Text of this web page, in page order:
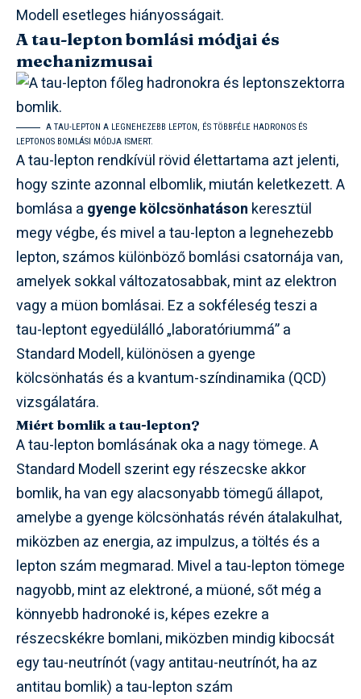
Modell esetleges hiányosságait.
A tau-lepton bomlási módjai és
mechanizmusai
A TAU-LEPTON A LEGNEHEZEBB LEPTON, ÉS TÖBBFÉLE HADRONOS ÉS
LEPTONOS BOMLÁSI MÓDJA ISMERT.
A tau-lepton rendkívül rövid élettartama azt jelenti,
hogy szinte azonnal elbomlik, miután keletkezett. A
bomlása a gyenge kölcsönhatáson keresztül
megy végbe, és mivel a tau-lepton a legnehezebb
lepton, számos különböző bomlási csatornája van,
amelyek sokkal változatosabbak, mint az elektron
vagy a müon bomlásai. Ez a sokféleség teszi a
tau-leptont egyedülálló „laboratóriummá” a
Standard Modell, különösen a gyenge
kölcsönhatás és a kvantum-színdinamika (QCD)
vizsgálatára.
Miért bomlik a tau-lepton?
A tau-lepton bomlásának oka a nagy tömege. A
Standard Modell szerint egy részecske akkor
bomlik, ha van egy alacsonyabb tömegű állapot,
amelybe a gyenge kölcsönhatás révén átalakulhat,
miközben az energia, az impulzus, a töltés és a
lepton szám megmarad. Mivel a tau-lepton tömege
nagyobb, mint az elektroné, a müoné, sőt még a
könnyebb hadronoké is, képes ezekre a
részecskékre bomlani, miközben mindig kibocsát
egy tau-neutrínót (vagy antitau-neutrínót, ha az
antitau bomlik) a tau-lepton szám